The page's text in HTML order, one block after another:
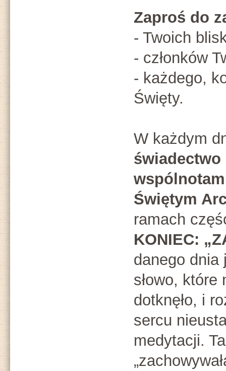
Zaproś do
- Twoich
- członków
- każdego,
Święty.
W każdym
świadectwo
Świętym
ramach
KONIEC:
danego dnia
słowo, które
dotknęło, i
sercu
medytacji.